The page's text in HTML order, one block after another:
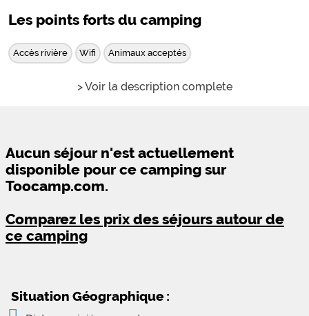
Les points forts du camping
Accès rivière Wifi Animaux acceptés
> Voir la description complete
Aucun séjour n'est actuellement
disponible pour ce camping sur
Toocamp.com.
Comparez les prix des séjours autour de
ce camping
Situation Géographique :